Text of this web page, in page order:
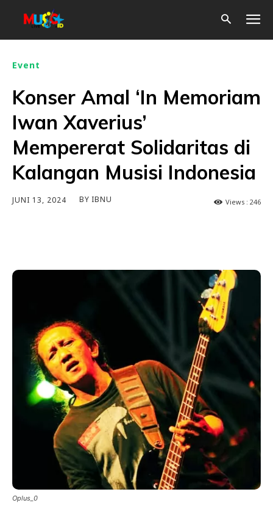
Event
Konser Amal ‘In Memoriam
Iwan Xaverius’
Mempererat Solidaritas di
Kalangan Musisi Indonesia
JUNI 13, 2024 BY IBNU Views : 246
Oplus_0